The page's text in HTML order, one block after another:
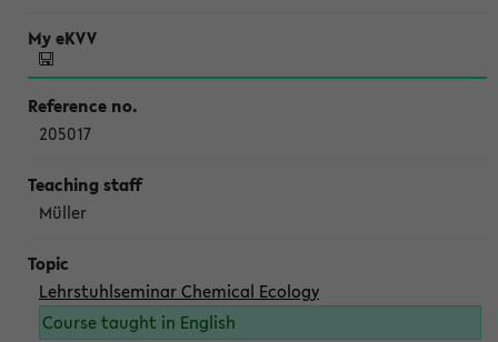
205017
Müller
Lehrstuhlseminar Chemical Ecology
Course taught in English